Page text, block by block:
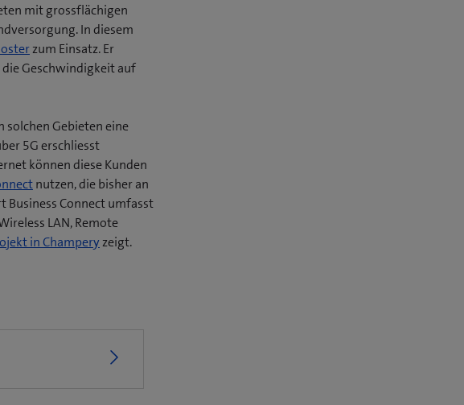
mit grossflächigen
In diesem
zum Einsatz. Er
Geschwindigkeit auf
solchen Gebieten eine
5G erschliesst
können diese Kunden
nutzen, die bisher an
Business Connect umfasst
LAN, Remote
in Champery(zeigt.